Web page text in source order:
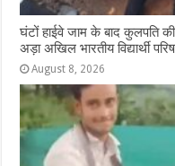
घंटों हाईवे जाम के बाद कुलपति
अड़ा अखिल भारतीय विद्यार्थी
August 8, 2026